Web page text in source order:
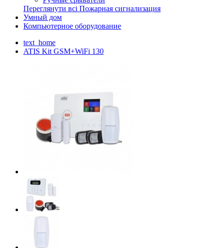
Переглянути всі Пожарная сигнализация
Умный дом
Компьютерное оборудование
text_home
ATIS Kit GSM+WiFi 130